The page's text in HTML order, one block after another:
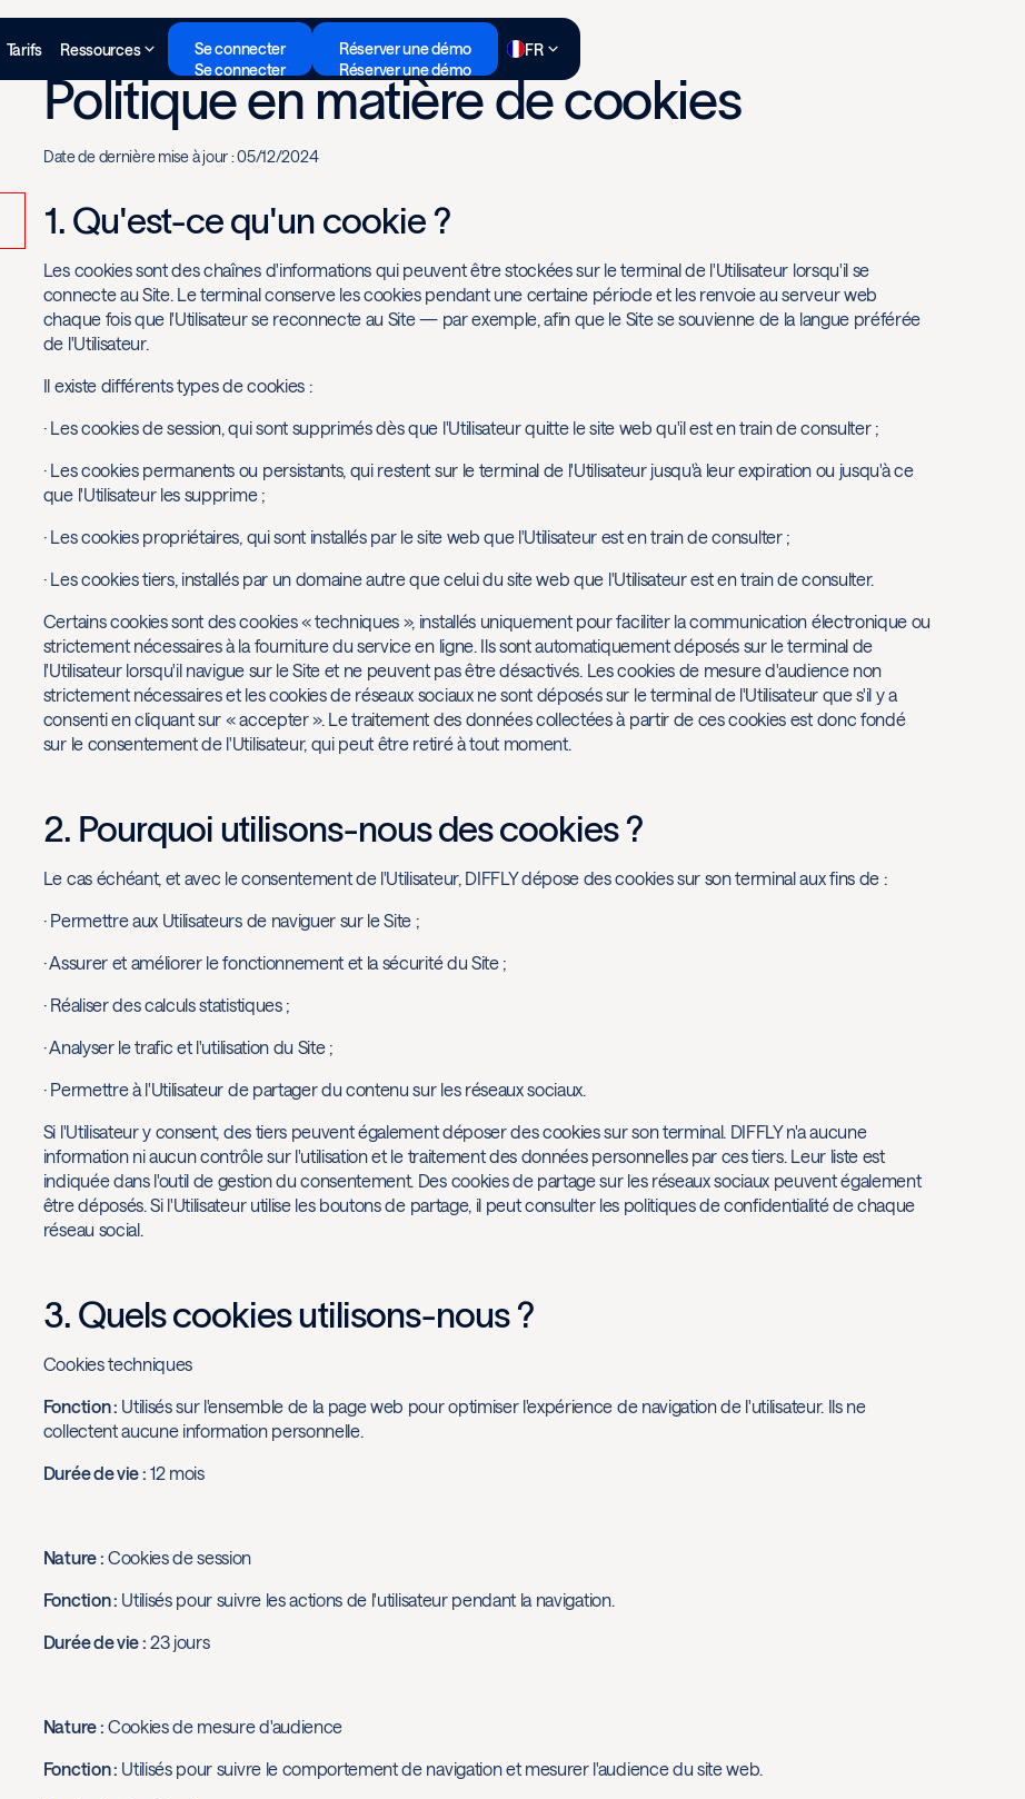
Tarifs Ressources
Se connecter
Se connecter
Réserver une démo
Réserver une démo
FR
Politique en matière de cookies
Date de dernière mise à jour : 05/12/2024
1. Qu'est-ce qu'un cookie ?
Les cookies sont des chaînes d'informations qui peuvent être stockées sur le terminal de l'Utilisateur lorsqu'il se
connecte au Site. Le terminal conserve les cookies pendant une certaine période et les renvoie au serveur web
chaque fois que l'Utilisateur se reconnecte au Site — par exemple, afin que le Site se souvienne de la langue préférée
de l'Utilisateur.
Il existe différents types de cookies :
· Les cookies de session, qui sont supprimés dès que l'Utilisateur quitte le site web qu'il est en train de consulter ;
· Les cookies permanents ou persistants, qui restent sur le terminal de l'Utilisateur jusqu'à leur expiration ou jusqu'à ce
que l'Utilisateur les supprime ;
· Les cookies propriétaires, qui sont installés par le site web que l'Utilisateur est en train de consulter ;
· Les cookies tiers, installés par un domaine autre que celui du site web que l'Utilisateur est en train de consulter.
Certains cookies sont des cookies « techniques », installés uniquement pour faciliter la communication électronique ou
strictement nécessaires à la fourniture du service en ligne. Ils sont automatiquement déposés sur le terminal de
l'Utilisateur lorsqu'il navigue sur le Site et ne peuvent pas être désactivés. Les cookies de mesure d'audience non
strictement nécessaires et les cookies de réseaux sociaux ne sont déposés sur le terminal de l'Utilisateur que s'il y a
consenti en cliquant sur « accepter ». Le traitement des données collectées à partir de ces cookies est donc fondé
sur le consentement de l'Utilisateur, qui peut être retiré à tout moment.
2. Pourquoi utilisons-nous des cookies ?
Le cas échéant, et avec le consentement de l'Utilisateur, DIFFLY dépose des cookies sur son terminal aux fins de :
· Permettre aux Utilisateurs de naviguer sur le Site ;
· Assurer et améliorer le fonctionnement et la sécurité du Site ;
· Réaliser des calculs statistiques ;
· Analyser le trafic et l'utilisation du Site ;
· Permettre à l'Utilisateur de partager du contenu sur les réseaux sociaux.
Si l'Utilisateur y consent, des tiers peuvent également déposer des cookies sur son terminal. DIFFLY n'a aucune
information ni aucun contrôle sur l'utilisation et le traitement des données personnelles par ces tiers. Leur liste est
indiquée dans l'outil de gestion du consentement. Des cookies de partage sur les réseaux sociaux peuvent également
être déposés. Si l'Utilisateur utilise les boutons de partage, il peut consulter les politiques de confidentialité de chaque
réseau social.
3. Quels cookies utilisons-nous ?
Cookies techniques
Fonction : Utilisés sur l'ensemble de la page web pour optimiser l'expérience de navigation de l'utilisateur. Ils ne
collectent aucune information personnelle.
Durée de vie : 12 mois
Nature : Cookies de session
Fonction : Utilisés pour suivre les actions de l'utilisateur pendant la navigation.
Durée de vie : 23 jours
Nature : Cookies de mesure d'audience
Fonction : Utilisés pour suivre le comportement de navigation et mesurer l'audience du site web.